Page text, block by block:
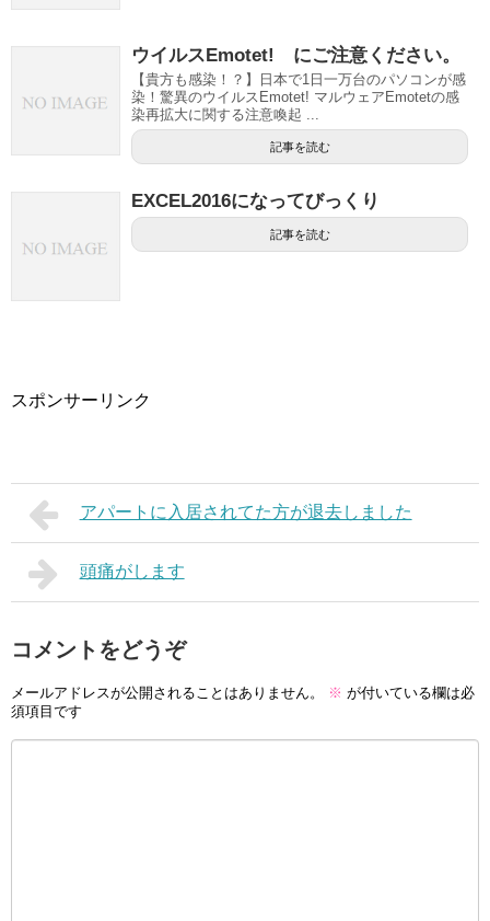
ウイルスEmotet! にご注意ください。
【貴方も感染！？】日本で1日一万台のパソコンが感
染！驚異のウイルスEmotet! マルウェアEmotetの感
染再拡大に関する注意喚起 ...
記事を読む
EXCEL2016になってびっくり
記事を読む
スポンサーリンク
アパートに入居されてた方が退去しました
頭痛がします
コメントをどうぞ
メールアドレスが公開されることはありません。 ※ が付いている欄は必
須項目です